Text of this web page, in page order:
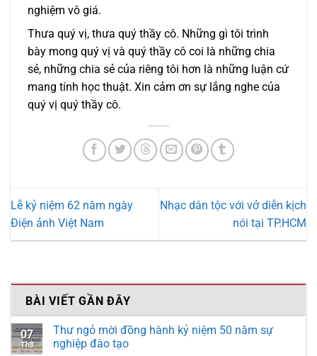
nghiệm vô giá.
Thưa quý vị, thưa quý thầy cô. Những gì tôi trình
bày mong quý vị và quý thầy cô coi là những chia
sẻ, những chia sẻ của riêng tôi hơn là những luận cứ
mang tính học thuật. Xin cảm ơn sự lắng nghe của
quý vị quý thầy cô.
Lễ kỷ niệm 62 năm ngày
Điện ảnh Việt Nam
Nhạc dân tộc với vở diễn kịch
nói tại TP.HCM
BÀI VIẾT GẦN ĐÂY
07
Th8
Thư ngỏ mời đồng hành kỷ niệm 50 năm sự
nghiệp đào tạo